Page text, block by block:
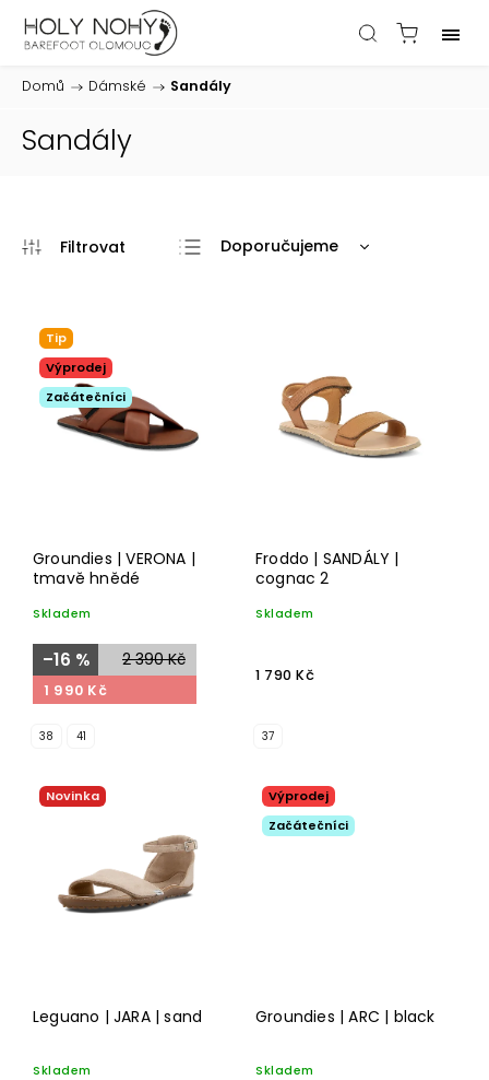
Domů / Dámské / Sandály
Sandály
Doporučujeme
Abecedně
Tip
Výprodej
Začátečníci
Groundies | VERONA |
tmavě hnědé
Skladem
2 390 Kč
–16 %
1 990 Kč
38 41
Froddo | SANDÁLY |
cognac 2
Skladem
1 790 Kč
37
Novinka
Leguano | JARA | sand
Skladem
Výprodej
Začátečníci
Groundies | ARC | black
Skladem